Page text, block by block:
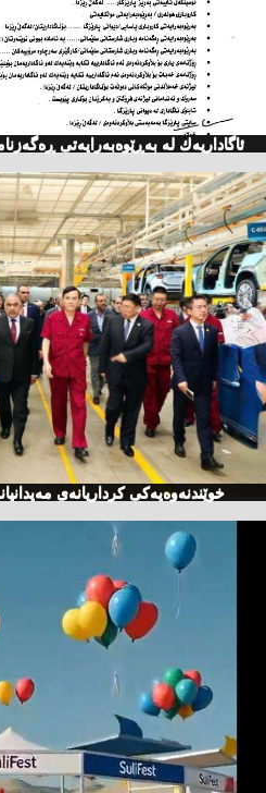
ئاگاداریه‌ك له‌ به‌ڕێوه‌به‌رایه‌تی
خوێندنەوەیەكی كرداریانەی